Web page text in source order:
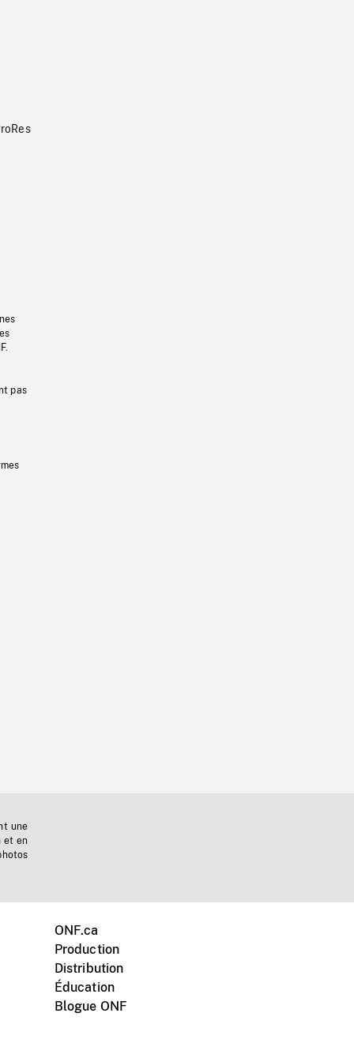
pas
une
et en
ONF.ca
Production
Distribution
Éducation
Blogue ONF